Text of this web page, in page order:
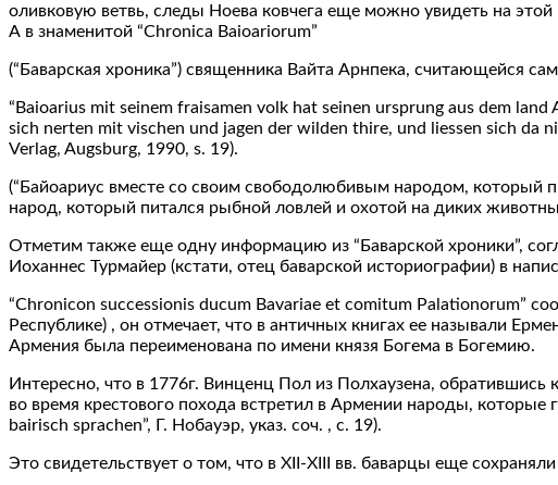
оливковую ветвь, следы Ноева ковчега еще можно увидеть на этой
А в знаменитой “Chronica Baioariorum”
(“Баварская хроника”) священника Вайта Арнпека, считающейся
“Baioarius mit seinem fraisamen volk hat seinen ursprung aus dem
sich nerten mit vischen und jagen der wilden thire, und liessen sich da
Verlag, Augsburg, 1990, s. 19).
(“Байоариус вместе со своим свободолюбивым народом,
народ, который питался рыбной ловлей и охотой на диких
Отметим также еще одну информацию из “Баварской хроники”,
Иоханнес Турмайер (кстати, отец баварской историографии) в
“Chronicon successionis ducum Bavariae et comitum Palationorum”
Республике) , он отмечает, что в античных книгах ее называли
Армения была переименована по имени князя Богема в Богемию.
Интересно, что в 1776г. Винценц Пол из Полхаузена,
во время крестового похода встретил в Армении народы, которые
bairisch sprachen”, Г. Нобауэр, указ. соч. , с. 19).
Это свидетельствует о том, что в XII-XIII вв. баварцы еще